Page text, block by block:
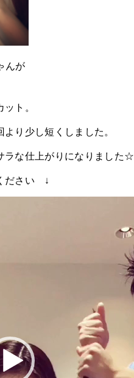
んが
ト。
り少し短くしました。
ラな仕上がりになりました☆
ださい ↓